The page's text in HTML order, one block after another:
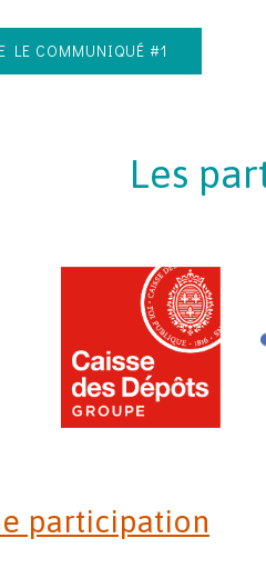
LE COMMUNIQUÉ #1
Les
participation